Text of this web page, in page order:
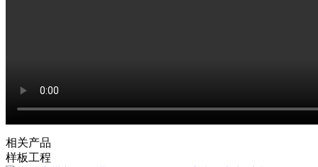
相关产品
样板工程